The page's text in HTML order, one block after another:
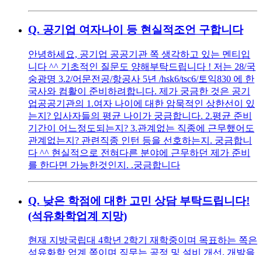
Q. 공기업 여자나이 등 현실적조언 구합니다
안녕하세요, 공기업 공공기관 쪽 생각하고 있는 멘티입
니다 ^^ 기초적인 질문도 양해부탁드립니다 ! 저는 28/국
숭광명 3.2/어문전공/항공사 5년 /hsk6/tsc6/토익830 에 한
국사와 컴활이 준비하려합니다. 제가 궁금한 것은 공기
업공공기관의 1.여자 나이에 대한 암묵적인 상한선이 있
는지? 입사자들의 평균 나이가 궁금합니다. 2.평균 준비
기간이 어느정도되는지? 3.관계없는 직종에 근무했어도
관계없는지? 관련직종 인턴 등을 선호하는지. 궁금합니
다 ^^ 현실적으로 전혀다른 분야에 근무하던 제가 준비
를 한다면 가능한것인지. .궁금합니다
Q. 낮은 학점에 대한 고민 상담 부탁드립니다!
(석유화학업계 지망)
현재 지방국립대 4학년 2학기 재학중이며 목표하는 쪽은
석유화학 업계 쪽이며 직무는 공정 및 설비 개선, 개발을